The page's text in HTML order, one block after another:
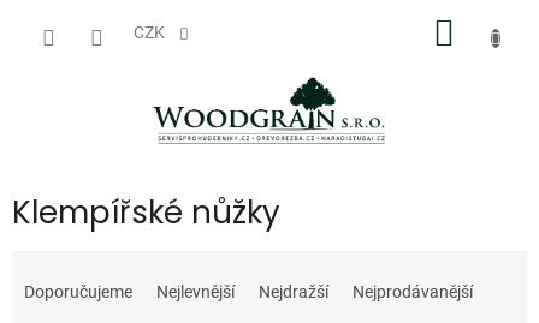
CZK
Klempířské nůžky
aDoporučujeme Nejlevnější Nejdražší Nejprodávanější